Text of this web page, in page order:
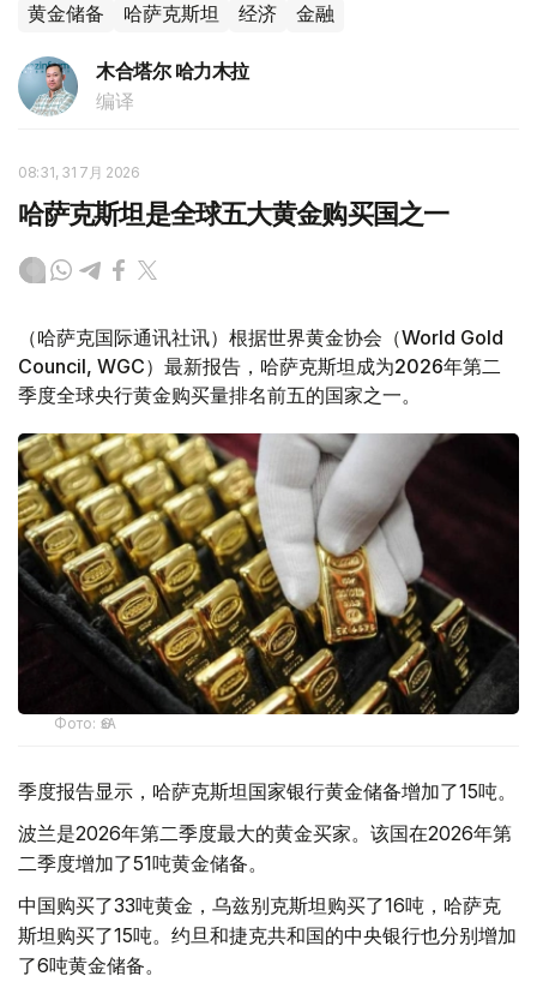
黄金储备 哈萨克斯坦 经济 金融
木合塔尔 哈力木拉
编译
08:31, 31 7月 2026
哈萨克斯坦是全球五大黄金购买国之一
（哈萨克国际通讯社讯）根据世界黄金协会（World Gold
Council, WGC）最新报告，哈萨克斯坦成为2026年第二
季度全球央行黄金购买量排名前五的国家之一。
Фото: ӨзА
季度报告显示，哈萨克斯坦国家银行黄金储备增加了15吨。
波兰是2026年第二季度最大的黄金买家。该国在2026年第
二季度增加了51吨黄金储备。
中国购买了33吨黄金，乌兹别克斯坦购买了16吨，哈萨克
斯坦购买了15吨。约旦和捷克共和国的中央银行也分别增加
了6吨黄金储备。